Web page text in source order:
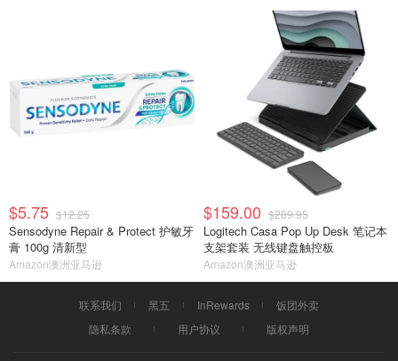
$5.75 $12.25
Sensodyne Repair & Protect 护敏牙
膏 100g 清新型
Amazon澳洲亚马逊
$159.00 $289.95
Logitech Casa Pop Up Desk 笔记本
支架套装 无线键盘触控板
Amazon澳洲亚马逊
联系我们 黑五 InRewards
饭团外卖
隐私条款
用户协议 版权声明